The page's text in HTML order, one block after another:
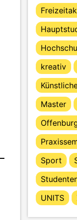
kreativ
Master
Sport
UNITS